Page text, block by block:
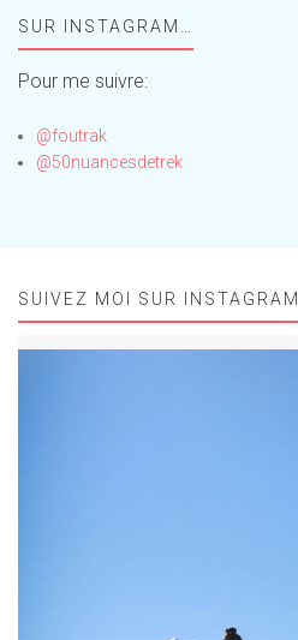
!SUR INSTAGRAM…
Pour me suivre:
@foutrak
@50nuancesdetrek
SUIVEZ MOI SUR INSTAGRAM